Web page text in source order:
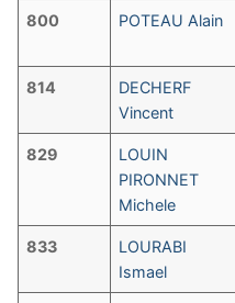
800 POTEAU Alain
814
DECHERF
Vincent
829
LOUIN
PIRONNET
Michele
833
LOURABI
Ismael